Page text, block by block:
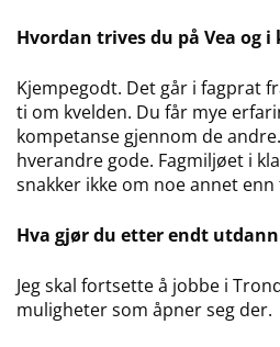
Hvordan trives du på Vea og i
Kjempegodt. Det går i fagprat
ti om kvelden. Du får mye
kompetanse gjennom de
hverandre gode. Fagmiljøet i
snakker ikke om noe annet
Hva gjør du etter endt
Jeg skal fortsette å jobbe i
muligheter som åpner seg der.